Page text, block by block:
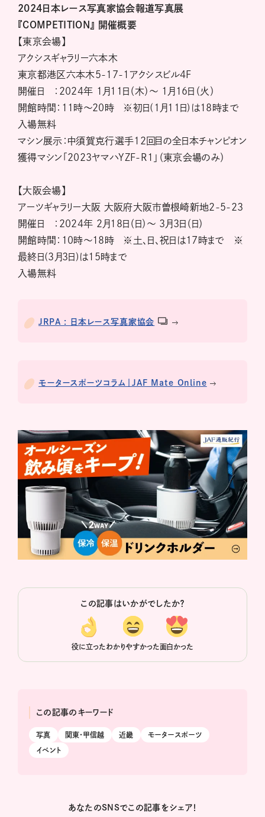
2024日本レース写真家協会報道写真展
『COMPETITION』 開催概要
【東京会場】
アクシスギャラリー六本木
東京都港区六本木5-17-1アクシスビル4F
開催日 ：2024年 1月11日（木）〜 1月16日（火）
開館時間：11時〜20時 ※初日(1月11日)は18時まで
入場無料
マシン展示：中須賀克行選手12回目の全日本チャンピオン
獲得マシン「2023ヤマハYZF-R1」（東京会場のみ）
【大阪会場】
アーツギャラリー大阪 大阪府大阪市曽根崎新地2-5-23
開催日 ：2024年 2月18日（日）〜 3月3日（日）
開館時間：10時〜18時 ※土、日、祝日は17時まで ※
最終日(3月3日)は15時まで
入場無料
JRPA : 日本レース写真家協会
モータースポーツコラム｜JAF Mate Online
この記事はいかがでしたか？
役に立ったわかりやすかった面白かった
この記事のキーワード
写真 関東・甲信越 近畿 モータースポーツ
イベント
あなたのSNSでこの記事をシェア！